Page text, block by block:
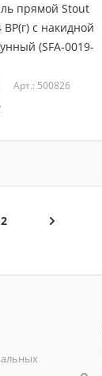
прямой Stout
с накидной
(SFA-0019-
Арт.: 500826